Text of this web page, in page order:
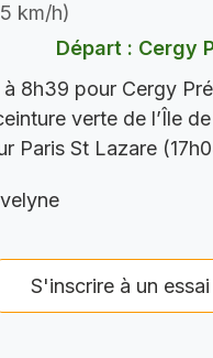
km/h)
Départ : Cergy
à 8h39 pour Cergy
verte de l’Île
Paris St Lazare
S'inscrire à un